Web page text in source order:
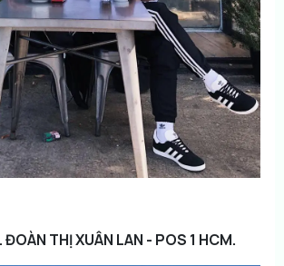
THỊ XUÂN LAN - POS 1 HCM.